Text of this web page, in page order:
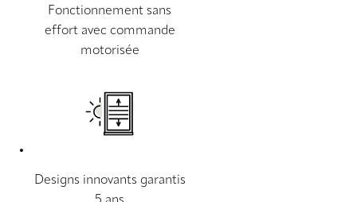
Fonctionnement sans
effort avec commande
motorisée
Designs innovants garantis